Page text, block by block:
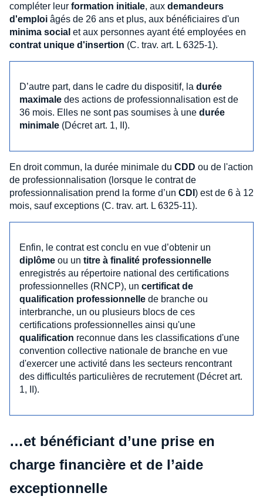
compléter leur formation initiale, aux demandeurs
d'emploi âgés de 26 ans et plus, aux bénéficiaires d'un
minima social et aux personnes ayant été employées en
contrat unique d'insertion (C. trav. art. L 6325-1).
D’autre part, dans le cadre du dispositif, la durée
maximale des actions de professionnalisation est de
36 mois. Elles ne sont pas soumises à une durée
minimale (Décret art. 1, II).
En droit commun, la durée minimale du CDD ou de l'action
de professionnalisation (lorsque le contrat de
professionnalisation prend la forme d’un CDI ) est de 6 à 12
mois, sauf exceptions (C. trav. art. L 6325-11).
Enfin, le contrat est conclu en vue d’obtenir un
diplôme ou un titre à finalité professionnelle
enregistrés au répertoire national des certifications
professionnelles (RNCP), un certificat de
qualification professionnelle de branche ou
interbranche, un ou plusieurs blocs de ces
certifications professionnelles ainsi qu'une
qualification reconnue dans les classifications d'une
convention collective nationale de branche en vue
d'exercer une activité dans les secteurs rencontrant
des difficultés particulières de recrutement (Décret art.
1, II).
…et bénéficiant d’une prise en
charge financière et de l’aide
exceptionnelle